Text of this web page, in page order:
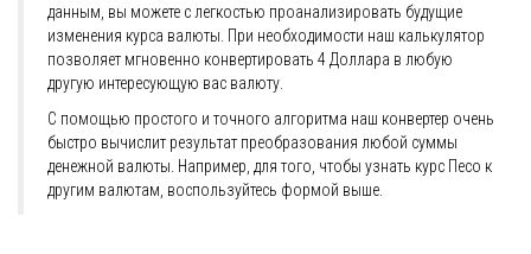
данным, вы можете с легкостью проанализировать будущие
изменения курса валюты. При необходимости наш калькулятор
позволяет мгновенно конвертировать 4 Доллара в любую
другую интересующую вас валюту.
С помощью простого и точного алгоритма наш конвертер очень
быстро вычислит результат преобразования любой суммы
денежной валюты. Например, для того, чтобы узнать курс Песо к
другим валютам, воспользуйтесь формой выше.